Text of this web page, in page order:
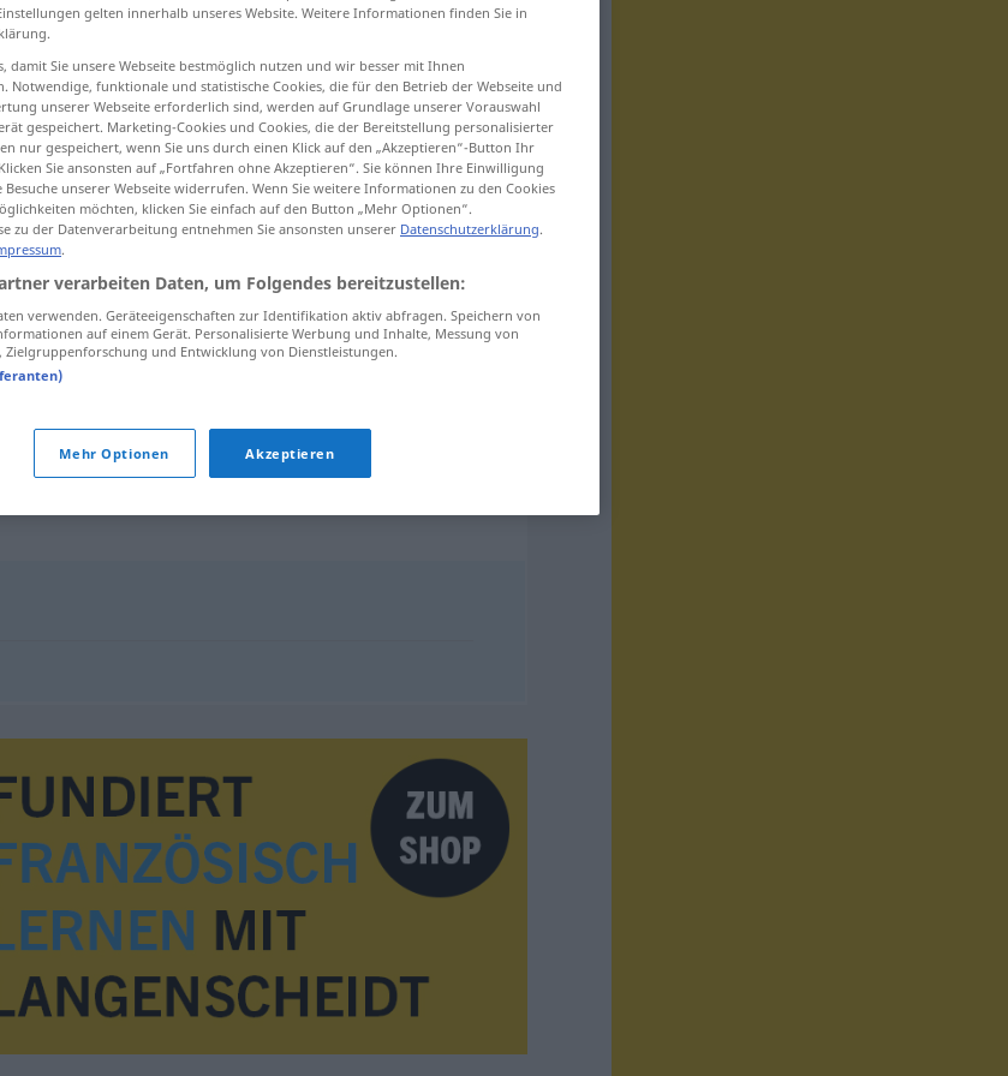
dégénéreren bronchite
gelten innerhalb unseres Website. Weitere Informationen finden Sie in
damit Sie unsere Webseite bestmöglich nutzen und wir besser mit Ihnen
Notwendige, funktionale und statistische Cookies, die für den Betrieb der Webseite und
unserer Webseite erforderlich sind, werden auf Grundlage unserer Vorauswahl
gespeichert. Marketing-Cookies und Cookies, die der Bereitstellung personalisierter
nur gespeichert, wenn Sie uns durch einen Klick auf den „Akzeptieren“-Button Ihr
Sie ansonsten auf „Fortfahren ohne Akzeptieren“. Sie können Ihre Einwilligung
unserer Webseite widerrufen. Wenn Sie weitere Informationen zu den Cookies
möchten, klicken Sie einfach auf den Button „Mehr Optionen“.
zu der Datenverarbeitung entnehmen Sie ansonsten unserer Datenschutzerklärung.
.
verarbeiten Daten, um Folgendes bereitzustellen:
verwenden. Geräteeigenschaften zur Identifikation aktiv abfragen. Speichern von
auf einem Gerät. Personalisierte Werbung und Inhalte, Messung von
und Entwicklung von Dienstleistungen.
Mehr Optionen Akzeptieren